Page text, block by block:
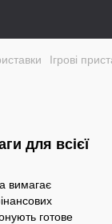
Ігрові
для всієї
вимагає
готове